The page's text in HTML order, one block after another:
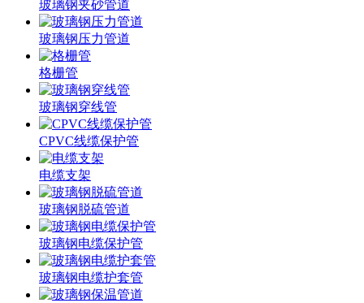
玻璃钢夹砂管道
玻璃钢压力管道
格栅管
玻璃钢穿线管
CPVC线缆保护管
电缆支架
玻璃钢脱硫管道
玻璃钢电缆保护管
玻璃钢电缆护套管